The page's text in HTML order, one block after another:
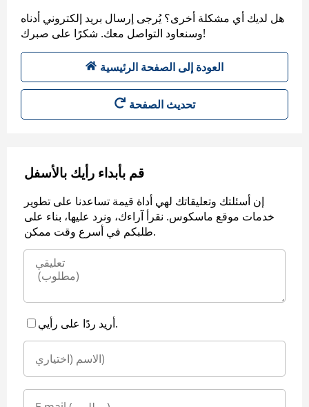
هل لديك أي مشكلة أخرى؟ يُرجى إرسال بريد إلكتروني أدناه
وسنعاود التواصل معك. شكرًا على صبرك!
العودة إلى الصفحة الرئيسية
تحديث الصفحة
قم بأبداء رأيك بالأسفل
إن أسئلتك وتعليقاتك لهي أداة قيمة تساعدنا على تطوير
خدمات موقع ماسكوس. نقرأ آراءك، ونرد عليها، بناء على
طلبكم في أسرع وقت ممكن.
أريد ردًا على رأيي.